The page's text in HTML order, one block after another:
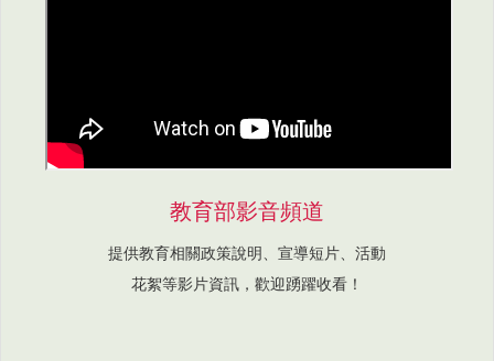
教育部影音頻道
提供教育相關政策說明、宣導短片、活動
花絮等影片資訊，歡迎踴躍收看！